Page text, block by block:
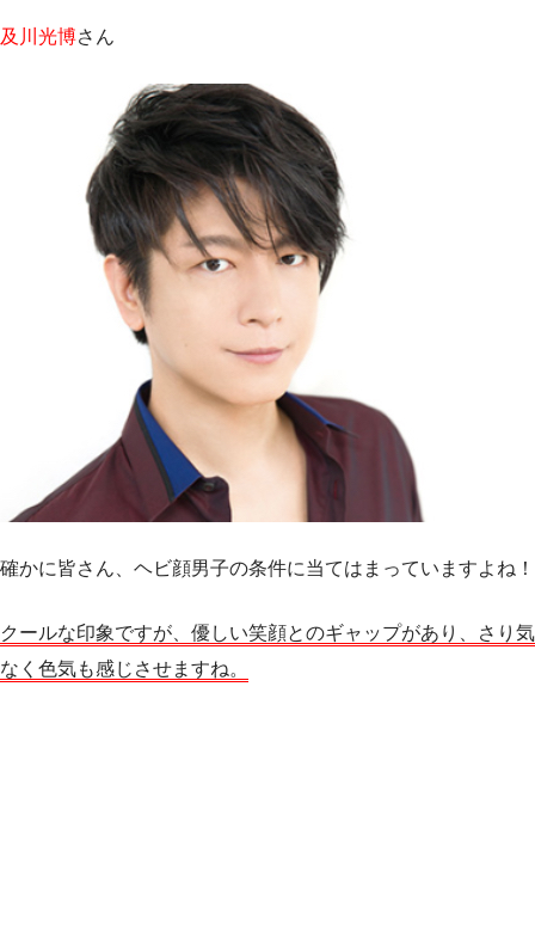
及川光博さん
確かに皆さん、ヘビ顔男子の条件に当てはまっていますよね！
クールな印象ですが、優しい笑顔とのギャップがあり、さり気
なく色気も感じさせますね。